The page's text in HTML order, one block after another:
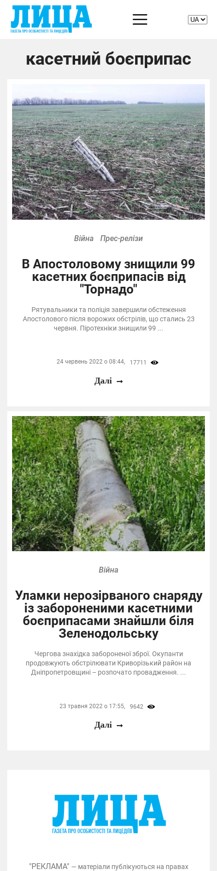
касетний боєприпас
Війна Прес-релізи
В Апостоловому знищили 99
касетних боєприпасів від
"Торнадо"
Рятувальники та поліція завершили обстеження
Апостолового після ворожих обстрілів, що стались 23
червня. Піротехніки знищили 99 ...
24 червень 2022 о 08:44, 17711
Далі
Війна
Уламки нерозірваного снаряду
із забороненими касетними
боєприпасами знайшли біля
Зеленодольську
Чергова знахідка забороненої зброї. Окупанти
продовжують обстрілювати Криворізький район на
Дніпропетровщині – розпочато провадження. ...
23 травня 2022 о 17:55, 9642
Далі
"РЕКЛАМА" — матеріали публікуються на правах